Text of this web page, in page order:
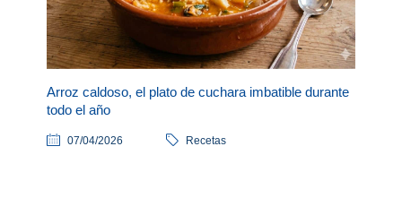
Arroz caldoso, el plato de cuchara imbatible durante
todo el año
07/04/2026 Recetas